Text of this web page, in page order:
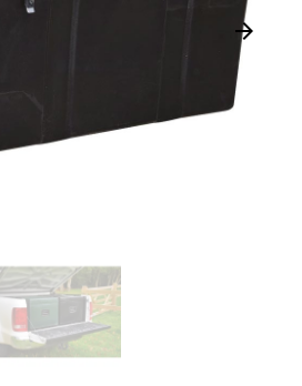
Weiter
arrow_forward